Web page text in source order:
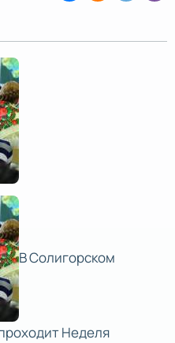
В Солигорском
Неделя